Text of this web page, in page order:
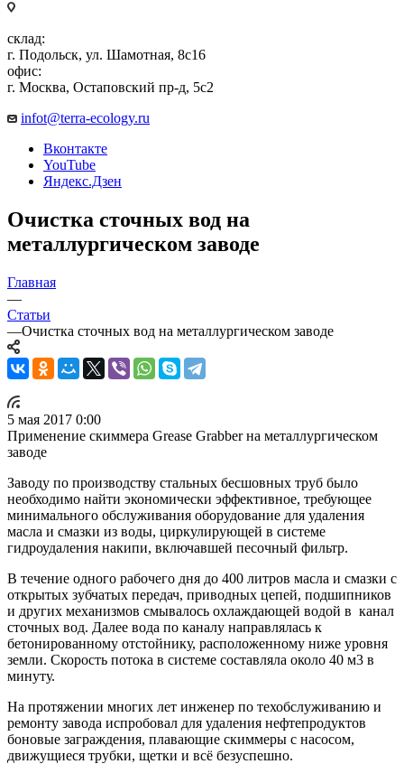
склад:
г. Подольск, ул. Шамотная, 8с16
офис:
г. Москва, Остаповский пр-д, 5с2
infot@terra-ecology.ru
Вконтакте
YouTube
Яндекс.Дзен
Очистка сточных вод на
металлургическом заводе
Главная
—
Статьи
—Очистка сточных вод на металлургическом заводе
5 мая 2017 0:00
Применение скиммера Grease Grabber на металлургическом
заводе
Заводу по производству стальных бесшовных труб было
необходимо найти экономически эффективное, требующее
минимального обслуживания оборудование для удаления
масла и смазки из воды, циркулирующей в системе
гидроудаления накипи, включавшей песочный фильтр.
В течение одного рабочего дня до 400 литров масла и смазки с
открытых зубчатых передач, приводных цепей, подшипников
и других механизмов смывалось охлаждающей водой в канал
сточных вод. Далее вода по каналу направлялась к
бетонированному отстойнику, расположенному ниже уровня
земли. Скорость потока в системе составляла около 40 м3 в
минуту.
На протяжении многих лет инженер по техобслуживанию и
ремонту завода испробовал для удаления нефтепродуктов
боновые заграждения, плавающие скиммеры с насосом,
движущиеся трубки, щетки и всё безуспешно.